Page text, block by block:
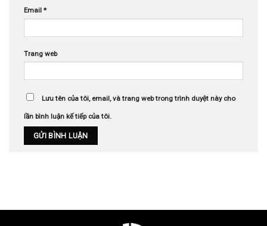
Email *
Trang web
Lưu tên của tôi, email, và trang web trong trình duyệt này cho
lần bình luận kế tiếp của tôi.